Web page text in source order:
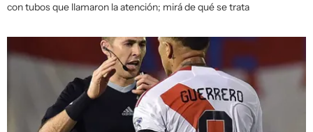
con tubos que llamaron la atención; mirá de qué se trata